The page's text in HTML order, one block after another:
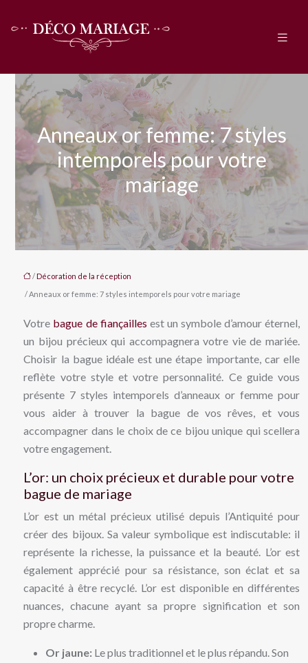
Anneaux or femme: 7 styles
intemporels pour votre
mariage
/Décoration de la réception
/ Anneaux or femme: 7 styles intemporels pour votre mariage
Votre bague de fiançailles est un symbole d’amour éternel,
un bijou précieux qui accompagnera votre vie de mariée.
Choisir la bague idéale est une étape importante, car elle
reflète votre style et votre personnalité. Ce guide vous
présente 7 styles intemporels d’anneaux or femme pour
vous aider à trouver la bague de vos rêves, et vous
accompagner dans le choix de ce bijou unique qui scellera
votre engagement.
L’or: un choix précieux et durable pour votre
bague de mariage
L’or est un métal précieux utilisé depuis l’Antiquité pour
créer des bijoux. Sa valeur symbolique est indiscutable: il
représente la richesse, la puissance et la beauté. L’or est
également apprécié pour sa résistance, son éclat et sa
capacité à être recyclé. L’or est disponible en différentes
nuances, chacune ayant sa propre signification et son
propre charme.
Or jaune: Le plus traditionnel et le plus répandu. Son